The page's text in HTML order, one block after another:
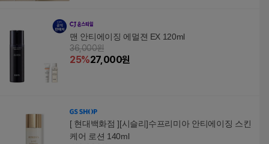
맨 안티에이징 에멀젼 EX 120ml
36,000원
25%27,000원
[ 현대백화점 ][시슬리]수프리미아 안티에이징 스킨
케어 로션 140ml